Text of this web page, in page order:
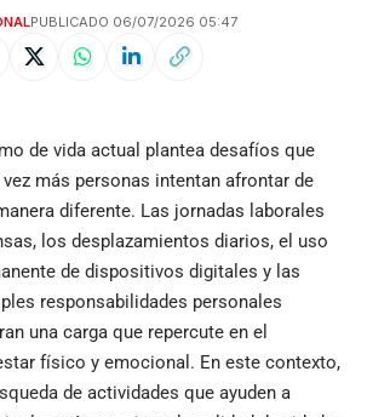
PUBLICADO 06/07/2026 05:47
de vida actual plantea desafíos que
vez más personas intentan afrontar de
diferente. Las jornadas laborales
los desplazamientos diarios, el uso
de dispositivos digitales y las
responsabilidades personales
una carga que repercute en el
físico y emocional. En este contexto,
de actividades que ayuden a